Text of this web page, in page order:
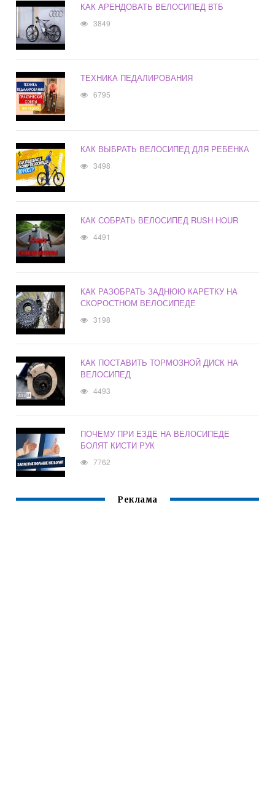
КАК АРЕНДОВАТЬ ВЕЛОСИПЕД ВТБ
3849
ТЕХНИКА ПЕДАЛИРОВАНИЯ
6795
КАК ВЫБРАТЬ ВЕЛОСИПЕД ДЛЯ РЕБЕНКА
3498
КАК СОБРАТЬ ВЕЛОСИПЕД RUSH HOUR
4491
КАК РАЗОБРАТЬ ЗАДНЮЮ КАРЕТКУ НА
СКОРОСТНОМ ВЕЛОСИПЕДЕ
3198
КАК ПОСТАВИТЬ ТОРМОЗНОЙ ДИСК НА
ВЕЛОСИПЕД
4493
ПОЧЕМУ ПРИ ЕЗДЕ НА ВЕЛОСИПЕДЕ
БОЛЯТ КИСТИ РУК
7762
Реклама